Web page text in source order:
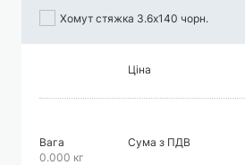
Хомут стяжка 3.6х140 чорн.
Ціна
Вага
0.000 кг
Сума з ПДВ